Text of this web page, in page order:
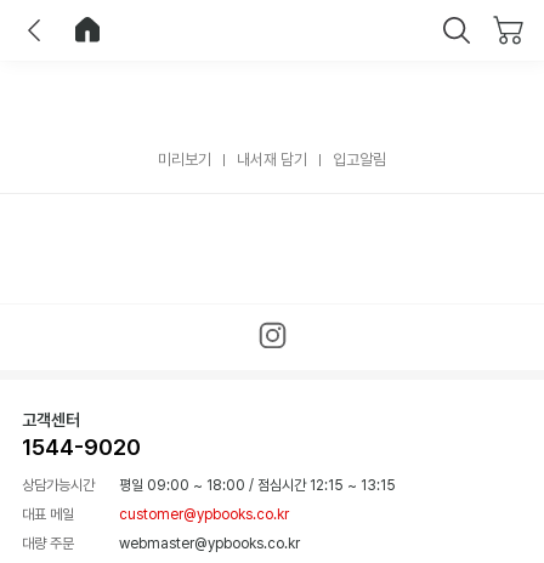
미리보기 내서재 담기 입고알림
고객센터
1544-9020
상담가능시간 평일 09:00 ~ 18:00 / 점심시간 12:15 ~ 13:15
대표 메일
customer@ypbooks.co.kr
대량 주문
webmaster@ypbooks.co.kr